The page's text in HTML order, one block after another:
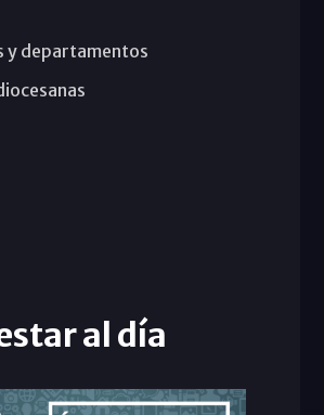
y departamentos
al día